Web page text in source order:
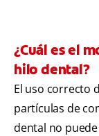
¿Cuál es el
hilo dental?
El uso correcto
partículas de
dental no